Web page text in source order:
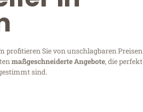
profitieren Sie von unschlagbaren Preisen
maßgeschneiderte Angebote, die perfekt
sind.